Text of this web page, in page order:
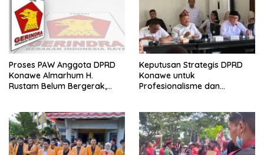
Proses PAW Anggota DPRD
Konawe Almarhum H.
Rustam Belum Bergerak,
Keputusan Strategis DPRD
Konawe untuk
Profesionalisme dan